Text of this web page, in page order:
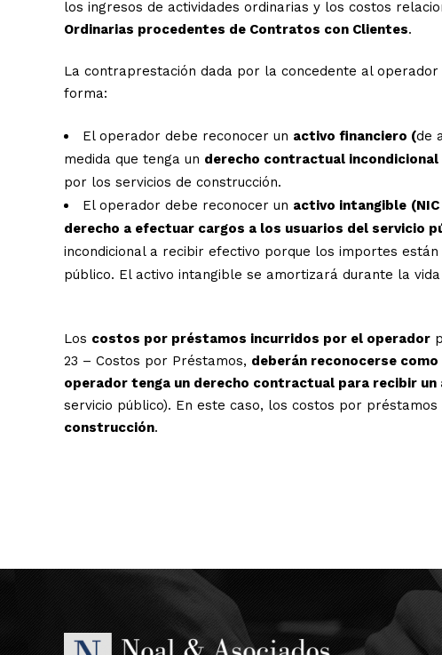
los ingresos de actividades ordinarias y los costos
Ordinarias procedentes de Contratos con Clientes.
La contraprestación dada por la concedente al
forma:
El operador debe reconocer un activo financiero (de
medida que tenga un derecho contractual incondicional
por los servicios de construcción.
El operador debe reconocer un activo intangible
derecho a efectuar cargos a los usuarios del servicio
incondicional a recibir efectivo porque los importes
público. El activo intangible se amortizará durante la
Los costos por préstamos incurridos por el operador
23 – Costos por Préstamos, deberán reconocerse
operador tenga un derecho contractual para recibir
servicio público). En este caso, los costos por
construcción.